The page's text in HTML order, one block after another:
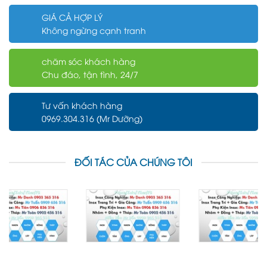
GIÁ CẢ HỢP LÝ
Không ngừng cạnh tranh
chăm sóc khách hàng
Chu đáo, tận tình, 24/7
Tư vấn khách hàng
0969.304.316 (Mr Dưỡng)
ĐỐI TÁC CỦA CHÚNG TÔI